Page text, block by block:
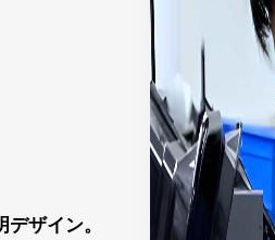
ザイン。